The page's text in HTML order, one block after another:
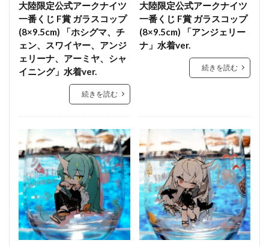
大陸限定公式アークナイツ
一番くじ F賞 ガラスコップ
(8×9.5cm) 「ホシグマ、チ
ェン、スワイヤー、アンジ
ェリーナ、アーミヤ、シャ
イニング」水着ver.
続きを読む
大陸限定公式アークナイツ
一番くじ F賞 ガラスコップ
(8×9.5cm) 「アンジェリー
ナ」水着ver.
続きを読む